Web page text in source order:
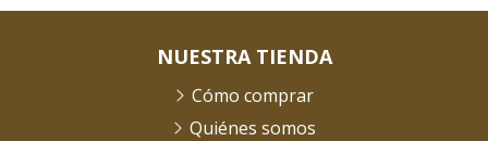
NUESTRA TIENDA
Cómo comprar
Quiénes somos